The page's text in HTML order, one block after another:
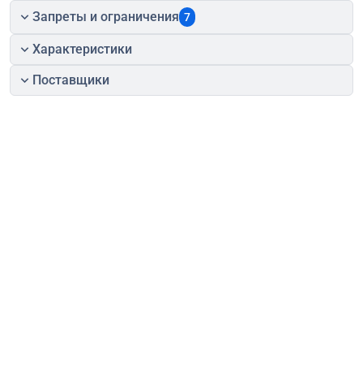
Запреты и ограничения 7
Характеристики
Поставщики